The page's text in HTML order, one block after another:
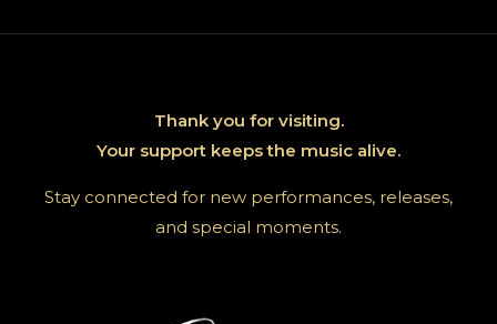
Thank you for visiting.
Your support keeps the music alive.
Stay connected for new performances, releases,
and special moments.